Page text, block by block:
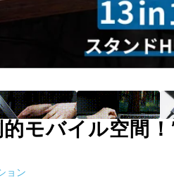
モバイル空間
ョン